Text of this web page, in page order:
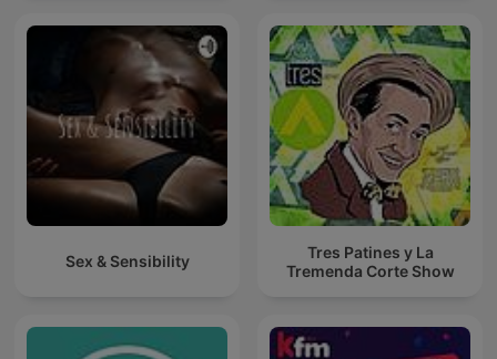
Sex & Sensibility
Tres Patines y La
Tremenda Corte Show